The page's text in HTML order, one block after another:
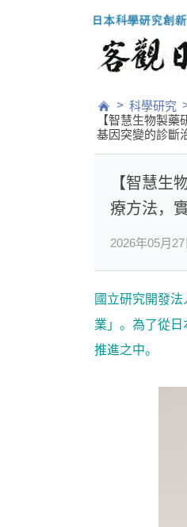
> 科學研究
【智慧生物製
基因突變的診斷
【智慧生
療方法，
2026年05月27
國立研究開發
業」。為了從
推進之中。